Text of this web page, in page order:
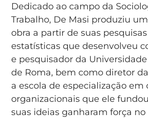
Dedicado ao campo da
Trabalho, De Masi produziu
obra a partir de suas
estatísticas que desenvolveu
e pesquisador da Universidade
de Roma, bem como diretor
a escola de especialização em
organizacionais que ele
suas ideias ganharam força